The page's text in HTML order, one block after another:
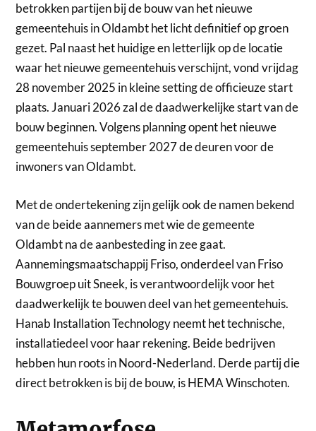
betrokken partijen bij de bouw van het nieuwe
gemeentehuis in Oldambt het licht definitief op groen
gezet. Pal naast het huidige en letterlijk op de locatie
waar het nieuwe gemeentehuis verschijnt, vond vrijdag
28 november 2025 in kleine setting de officieuze start
plaats. Januari 2026 zal de daadwerkelijke start van de
bouw beginnen. Volgens planning opent het nieuwe
gemeentehuis september 2027 de deuren voor de
inwoners van Oldambt.
Met de ondertekening zijn gelijk ook de namen bekend
van de beide aannemers met wie de gemeente
Oldambt na de aanbesteding in zee gaat.
Aannemingsmaatschappij Friso, onderdeel van Friso
Bouwgroep uit Sneek, is verantwoordelijk voor het
daadwerkelijk te bouwen deel van het gemeentehuis.
Hanab Installation Technology neemt het technische,
installatiedeel voor haar rekening. Beide bedrijven
hebben hun roots in Noord-Nederland. Derde partij die
direct betrokken is bij de bouw, is HEMA Winschoten.